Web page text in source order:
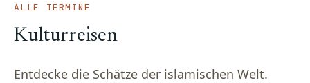
ALLE TERMINE
Kulturreisen
Entdecke die Schätze der islamischen Welt.